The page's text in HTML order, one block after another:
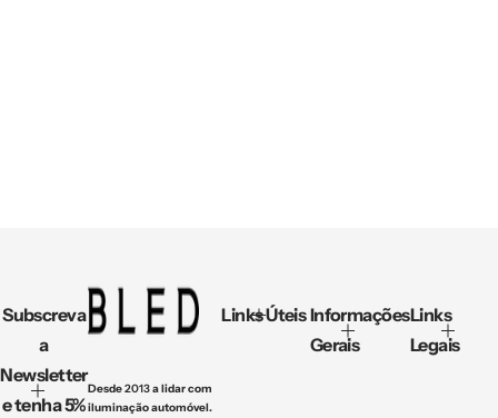
Subscreva
a
Newsletter
e tenha 5%
Desde2013a lidar com
iluminação automóvel.
Links ÚteisInformações
Gerais
Links
Legais